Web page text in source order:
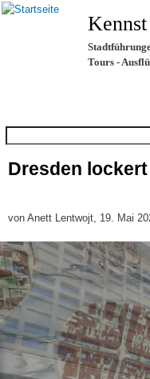
Tours -
Dresden
von Anett Lentwojt, 19. Mai